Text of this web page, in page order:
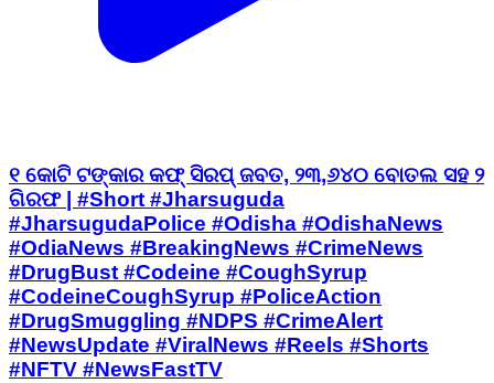
୧ କୋଟି ଟଙ୍କାର କଫ୍ ସିରପ୍ ଜବତ, ୨୩,୬୪୦ ବୋତଲ ସହ ୨
ଗିରଫ | #Short #Jharsuguda
#JharsugudaPolice #Odisha #OdishaNews
#OdiaNews #BreakingNews #CrimeNews
#DrugBust #Codeine #CoughSyrup
#CodeineCoughSyrup #PoliceAction
#DrugSmuggling #NDPS #CrimeAlert
#NewsUpdate #ViralNews #Reels #Shorts
#NFTV #NewsFastTV